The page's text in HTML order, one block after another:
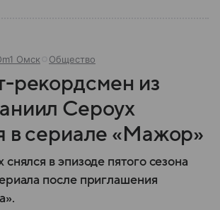
Омск Общество
рекордсмен из
Сероух
в сериале «Мажор»
в эпизоде пятого сезона
после приглашения